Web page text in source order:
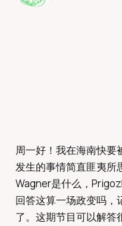
周一好！我在海南快要
发生的事情简直匪夷所
Wagner是什么，
回答这算一场政变吗，
了。这期节目可以解答